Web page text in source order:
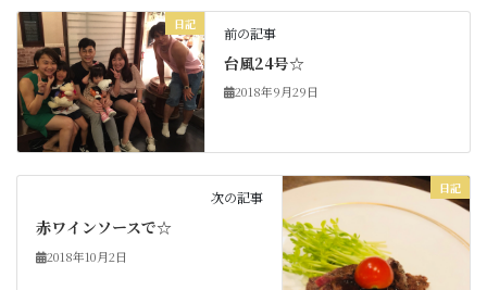
日記
前の記事
台風24号☆
2018年9月29日
日記
次の記事
赤ワインソースで☆
2018年10月2日